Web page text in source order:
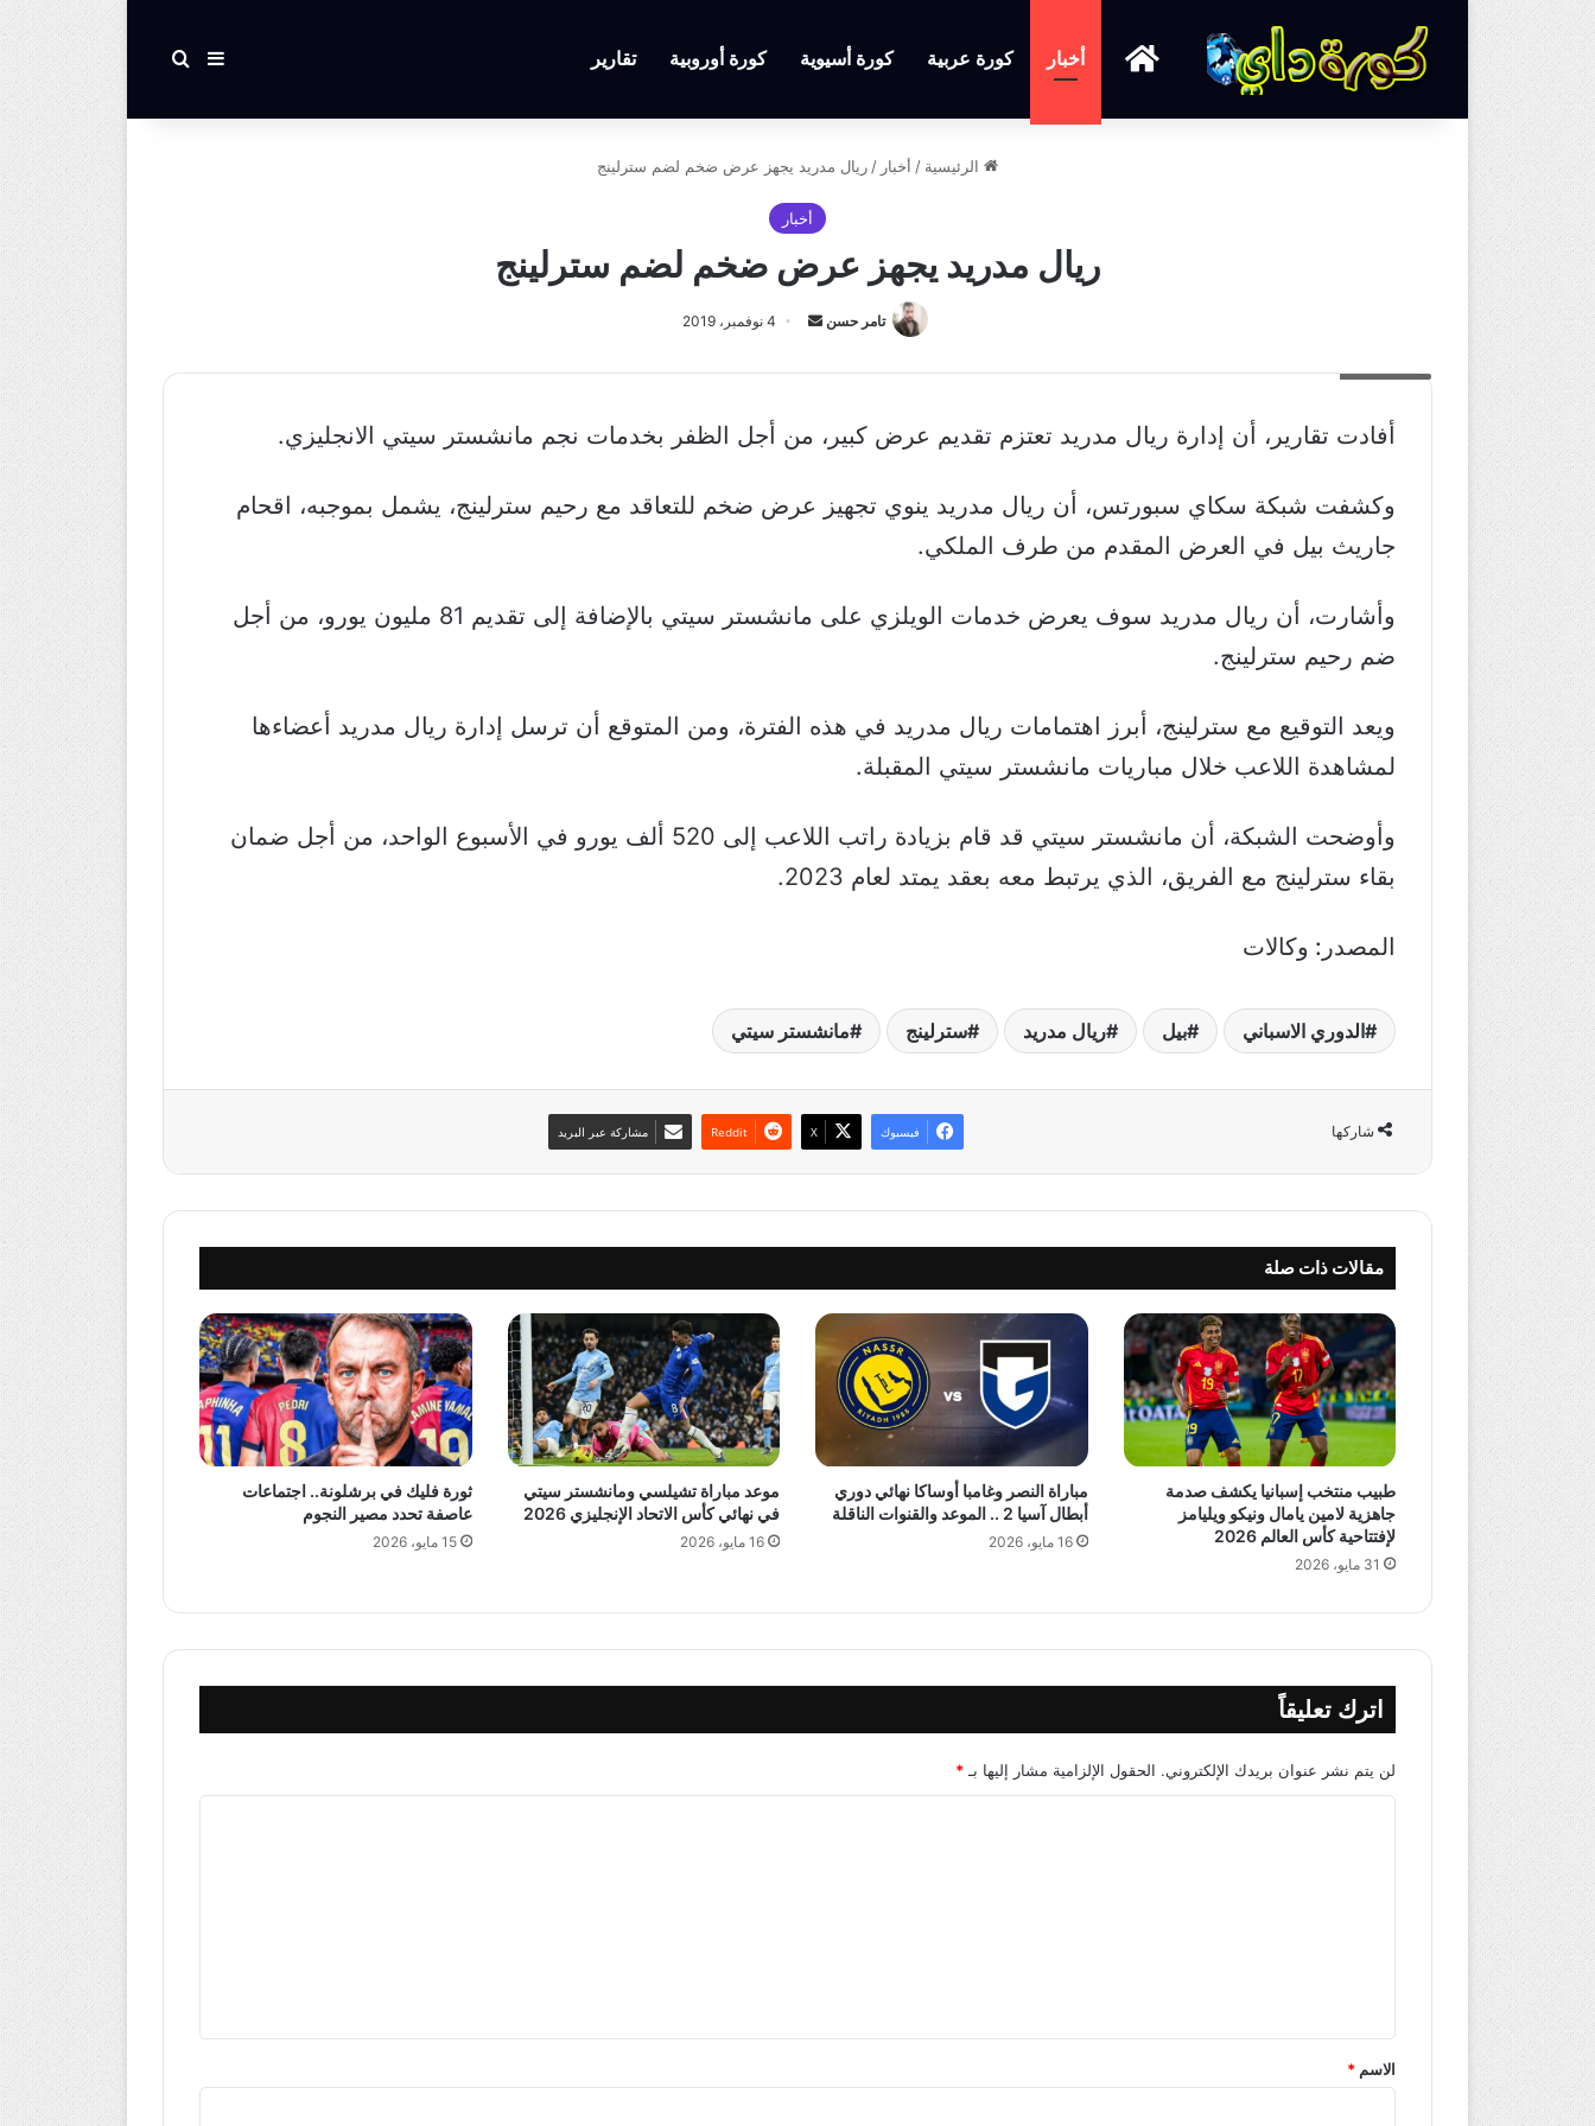
الرئيسية
أخبار كورة عربية كورة أسيوية كورة أوروبية تقارير إضافة عمود جانبي
بحث عن
الرئيسية / أخبار / ريال مدريد يجهز عرض ضخم لضم سترلينج
أخبار
ريال مدريد يجهز عرض ضخم لضم سترلينج
تامر حسن
أرسل
إلكترونيا
4 نوفمبر، 2019
أفادت تقارير، أن إدارة ريال مدريد تعتزم تقديم عرض كبير، من أجل الظفر بخدمات نجم مانشستر سيتي الانجليزي.
وكشفت شبكة سكاي سبورتس، أن ريال مدريد ينوي تجهيز عرض ضخم للتعاقد مع رحيم سترلينج، يشمل بموجبه، اقحام
جاريث بيل في العرض المقدم من طرف الملكي.
وأشارت، أن ريال مدريد سوف يعرض خدمات الويلزي على مانشستر سيتي بالإضافة إلى تقديم 81 مليون يورو، من أجل
ضم رحيم سترلينج.
ويعد التوقيع مع سترلينج، أبرز اهتمامات ريال مدريد في هذه الفترة، ومن المتوقع أن ترسل إدارة ريال مدريد أعضاءها
لمشاهدة اللاعب خلال مباريات مانشستر سيتي المقبلة.
وأوضحت الشبكة، أن مانشستر سيتي قد قام بزيادة راتب اللاعب إلى 520 ألف يورو في الأسبوع الواحد، من أجل ضمان
بقاء سترلينج مع الفريق، الذي يرتبط معه بعقد يمتد لعام 2023.
المصدر: وكالات
الدوري الاسباني بيل ريال مدريد سترلينج مانشستر سيتي
شاركها فيسبوك ‫X
‏Reddit مشاركة عبر البريد
مقالات ذات صلة
طبيب منتخب إسبانيا يكشف صدمة
جاهزية لامين يامال ونيكو ويليامز
لإفتتاحية كأس العالم 2026
31 مايو، 2026
مباراة النصر وغامبا أوساكا نهائي دوري
أبطال آسيا 2 .. الموعد والقنوات الناقلة
16 مايو، 2026
موعد مباراة تشيلسي ومانشستر سيتي
في نهائي كأس الاتحاد الإنجليزي 2026
16 مايو، 2026
ثورة فليك في برشلونة.. اجتماعات
عاصفة تحدد مصير النجوم
15 مايو، 2026
اترك تعليقاً
لن يتم نشر عنوان بريدك الإلكتروني. الحقول الإلزامية مشار إليها بـ *
*
الاسم *